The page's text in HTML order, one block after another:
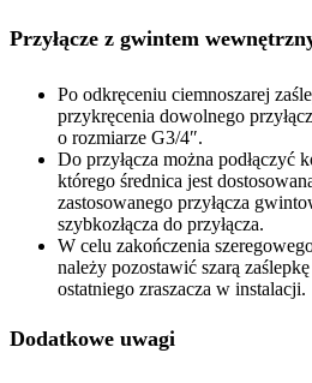
Przyłącze z gwintem
Po odkręceniu ciemnoszarej
przykręcenia dowolnego
o rozmiarze G3/4″.
Do przyłącza można podłączyć
którego średnica jest
zastosowanego przyłącza
szybkozłącza do przyłącza.
W celu zakończenia
należy pozostawić szarą
ostatniego zraszacza w instalacji.
Dodatkowe uwagi